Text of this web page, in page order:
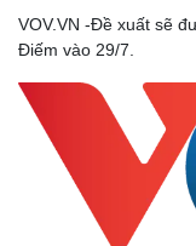
VOV.VN -Đề xuất sẽ
Điếm vào 29/7.